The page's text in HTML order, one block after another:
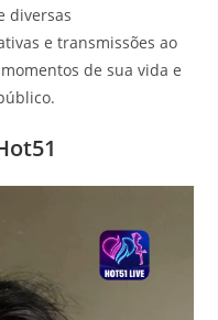
diversas
e transmissões ao
de sua vida e